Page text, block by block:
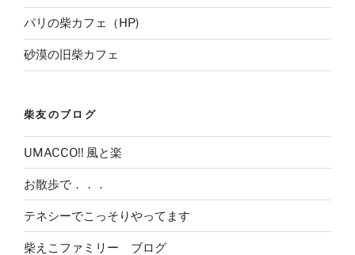
パリの柴カフェ（HP)
砂漠の旧柴カフェ
柴友のブログ
UMACCO!! 風と楽
お散歩で．．．
テネシーでこっそりやってます
柴えこファミリー ブログ